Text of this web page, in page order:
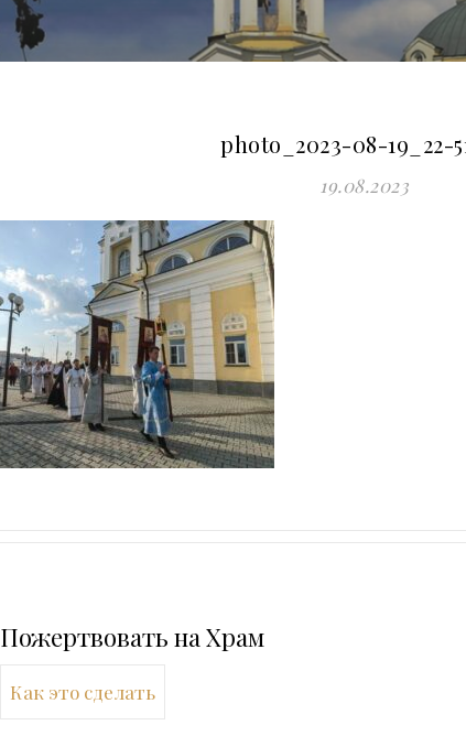
photo_2023-08-19_22-
19.08.2023
Пожертвовать на Храм
Как это сделать